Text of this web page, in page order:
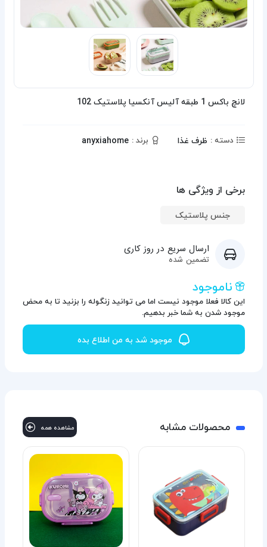
لانچ باکس 1 طبقه آلیس آنکسیا پلاستیک 102
دسته : ظرف غذا برند : anyxiahome
برخی از ویژگی ها
جنس پلاستیک
ارسال سریع در روز کاری
تضمین شده
ناموجود
این کالا فعلا موجود نیست اما می توانید زنگوله را بزنید تا به محض
موجود شدن به شما خبر بدهیم.
موجود شد به من اطلاع بده
محصولات مشابه مشاهده همه